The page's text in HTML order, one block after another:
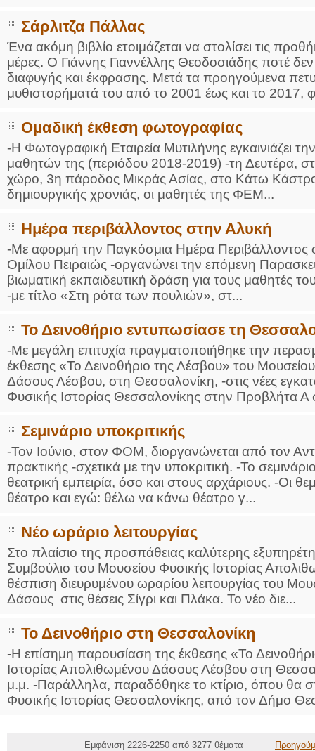
Σάρλιτζα Πάλλας
Ένα ακόμη βιβλίο ετοιμάζεται να στολίσει τις
μέρες. Ο Γιάννης Γιαννέλλης Θεοδοσιάδης ποτέ
διαφυγής και έκφρασης. Μετά τα προηγούμενα
μυθιστορήματά του από το 2001 έως και το 2017,
Ομαδική έκθεση φωτογραφίας
-Η Φωτογραφική Εταιρεία Μυτιλήνης εγκαινιάζει
μαθητών της (περιόδου 2018-2019) -τη Δευτέρα,
χώρο, 3η πάροδος Μικράς Ασίας, στο Κάτω
δημιουργικής χρονιάς, οι μαθητές της ΦΕΜ...
Ημέρα περιβάλλοντος στην Αλυκή
-Με αφορμή την Παγκόσμια Ημέρα Περιβάλλοντος
Ομίλου Πειραιώς -οργανώνει την επόμενη
βιωματική εκπαιδευτική δράση για τους μαθητές
-με τίτλο «Στη ρότα των πουλιών», στ...
Το Δεινοθήριο εντυπωσίασε τη
-Με μεγάλη επιτυχία πραγματοποιήθηκε την
έκθεσης «Το Δεινοθήριο της Λέσβου» του
Δάσους Λέσβου, στη Θεσσαλονίκη, -στις νέες
Φυσικής Ιστορίας Θεσσαλονίκης στην Προβλήτα Α
Σεμινάριο υποκριτικής
-Τον Ιούνιο, στον ΦΟΜ, διοργανώνεται από τον
πρακτικής -σχετικά με την υποκριτική. -Το
θεατρική εμπειρία, όσο και στους αρχάριους. -Οι
θέατρο και εγώ: θέλω να κάνω θέατρο γ...
Νέο ωράριο λειτουργίας
Στο πλαίσιο της προσπάθειας καλύτερης
Συμβούλιο του Μουσείου Φυσικής Ιστορίας
θέσπιση διευρυμένου ωραρίου λειτουργίας του
Δάσους στις θέσεις Σίγρι και Πλάκα. Το νέο διε...
Το Δεινοθήριο στη Θεσσαλονίκη
-Η επίσημη παρουσίαση της έκθεσης «Το
Ιστορίας Απολιθωμένου Δάσους Λέσβου στη
μ.μ. -Παράλληλα, παραδόθηκε το κτίριο, όπου θα
Φυσικής Ιστορίας Θεσσαλονίκης, από τον Δήμο
Εμφάνιση 2226-2250 από 3277 θέματα